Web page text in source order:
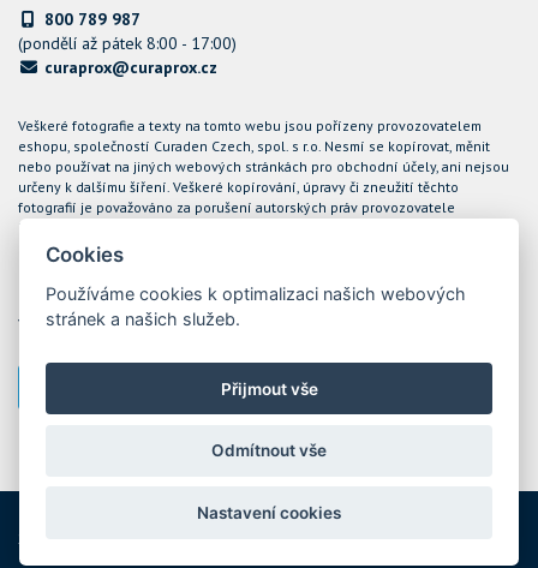
800 789 987
(pondělí až pátek 8:00 - 17:00)
curaprox@curaprox.cz
Veškeré fotografie a texty na tomto webu jsou pořízeny provozovatelem
eshopu, společností Curaden Czech, spol. s r.o. Nesmí se kopírovat, měnit
nebo používat na jiných webových stránkách pro obchodní účely, ani nejsou
určeny k dalšímu šíření. Veškeré kopírování, úpravy či zneužití těchto
fotografií je považováno za porušení autorských práv provozovatele
internetového obchodu CURAPROX a společnost Curaden Czech, spol. s r.o.
bude takové případy řešit soudní cestou.
účtenku. Zároveň je povinen zaevidovat přijatou tržbu u správce daně online;
v případě technického výpadku pak nejpozději do 48 hodin. Tržby jsou
2014 - 2026 Copyright by CURAPROX
Cookies
Používáme cookies k optimalizaci našich webových
stránek a našich služeb.
Přijmout vše
Odmítnout vše
Nastavení cookies